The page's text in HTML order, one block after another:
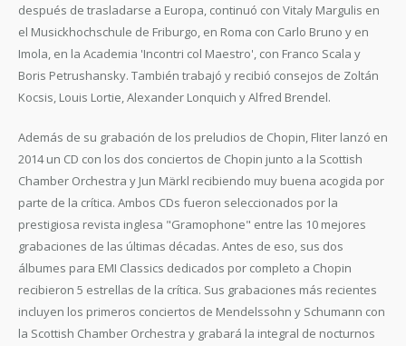
después de trasladarse a Europa, continuó con Vitaly Margulis en
el Musickhochschule de Friburgo, en Roma con Carlo Bruno y en
Imola, en la Academia 'Incontri col Maestro', con Franco Scala y
Boris Petrushansky. También trabajó y recibió consejos de Zoltán
Kocsis, Louis Lortie, Alexander Lonquich y Alfred Brendel.
Además de su grabación de los preludios de Chopin, Fliter lanzó en
2014 un CD con los dos conciertos de Chopin junto a la Scottish
Chamber Orchestra y Jun Märkl recibiendo muy buena acogida por
parte de la crítica. Ambos CDs fueron seleccionados por la
prestigiosa revista inglesa "Gramophone" entre las 10 mejores
grabaciones de las últimas décadas. Antes de eso, sus dos
álbumes para EMI Classics dedicados por completo a Chopin
recibieron 5 estrellas de la crítica. Sus grabaciones más recientes
incluyen los primeros conciertos de Mendelssohn y Schumann con
la Scottish Chamber Orchestra y grabará la integral de nocturnos